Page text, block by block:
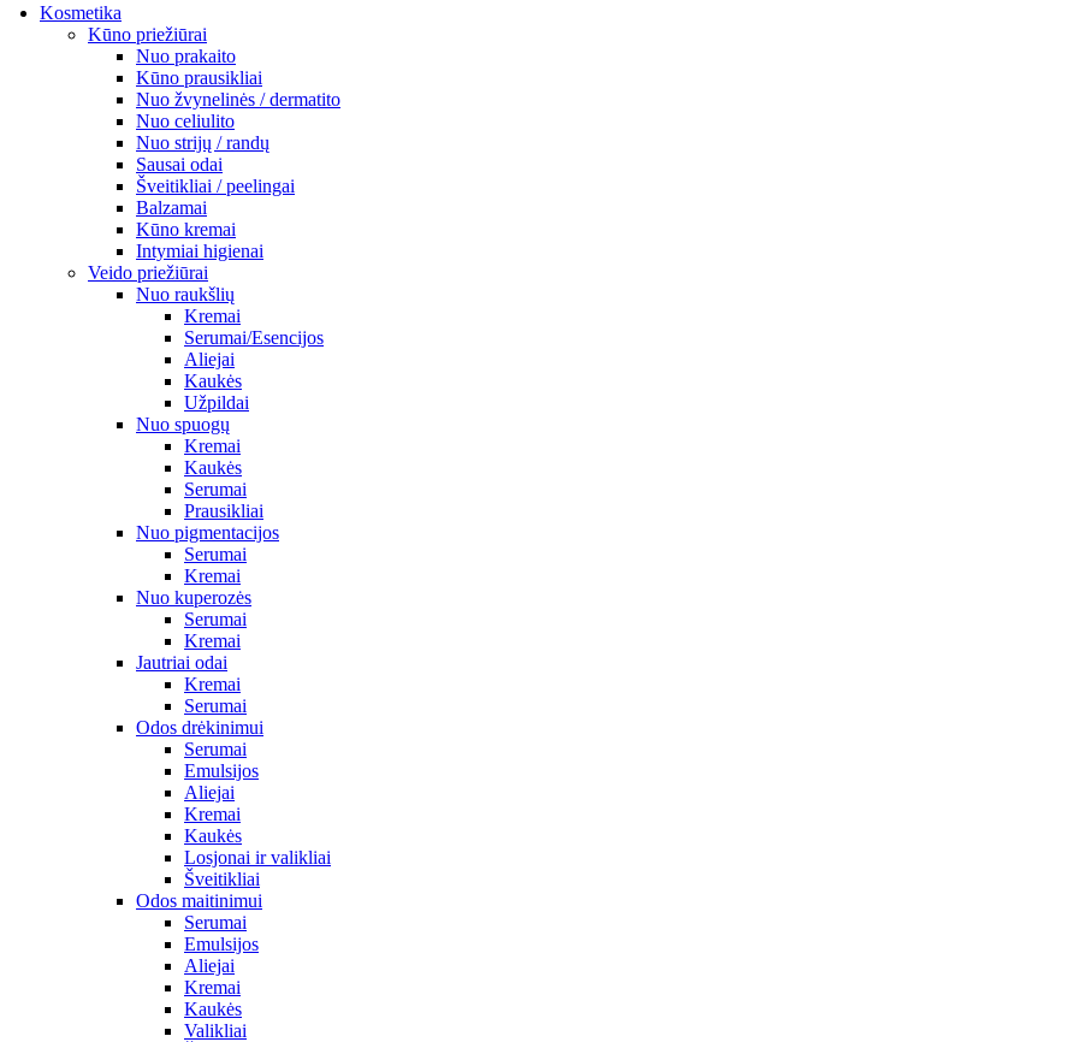
Kosmetika
Kūno priežiūrai
Nuo prakaito
Kūno prausikliai
Nuo žvynelinės / dermatito
Nuo celiulito
Nuo strijų / randų
Sausai odai
Šveitikliai / peelingai
Balzamai
Kūno kremai
Intymiai higienai
Veido priežiūrai
Nuo raukšlių
Kremai
Serumai/Esencijos
Aliejai
Kaukės
Užpildai
Nuo spuogų
Kremai
Kaukės
Serumai
Prausikliai
Nuo pigmentacijos
Serumai
Kremai
Nuo kuperozės
Serumai
Kremai
Jautriai odai
Kremai
Serumai
Odos drėkinimui
Serumai
Emulsijos
Aliejai
Kremai
Kaukės
Losjonai ir valikliai
Šveitikliai
Odos maitinimui
Serumai
Emulsijos
Aliejai
Kremai
Kaukės
Valikliai